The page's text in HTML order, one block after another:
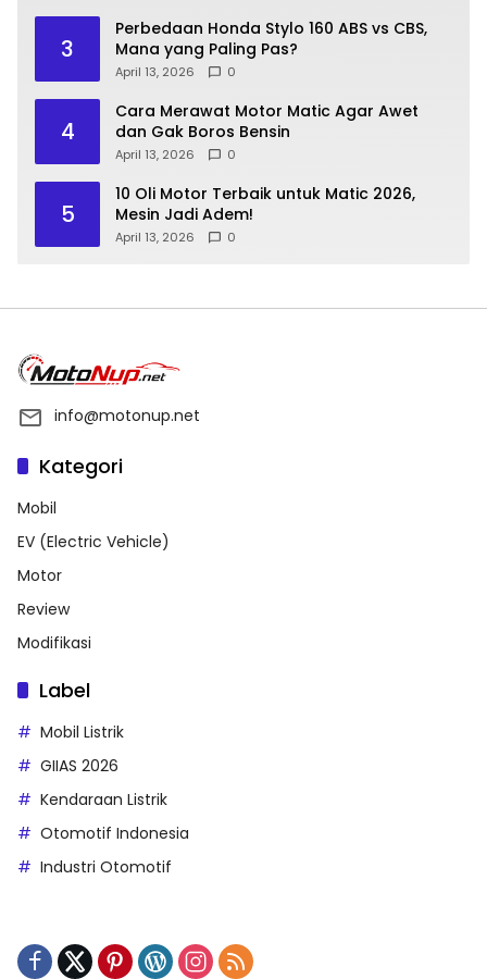
3
Perbedaan Honda Stylo 160 ABS vs CBS,
Mana yang Paling Pas?
April 13, 2026 0
4
Cara Merawat Motor Matic Agar Awet
dan Gak Boros Bensin
April 13, 2026 0
5
10 Oli Motor Terbaik untuk Matic 2026,
Mesin Jadi Adem!
April 13, 2026 0
info@motonup.net
Kategori
Mobil
EV (Electric Vehicle)
Motor
Review
Modifikasi
Label
Mobil Listrik
GIIAS 2026
Kendaraan Listrik
Otomotif Indonesia
Industri Otomotif